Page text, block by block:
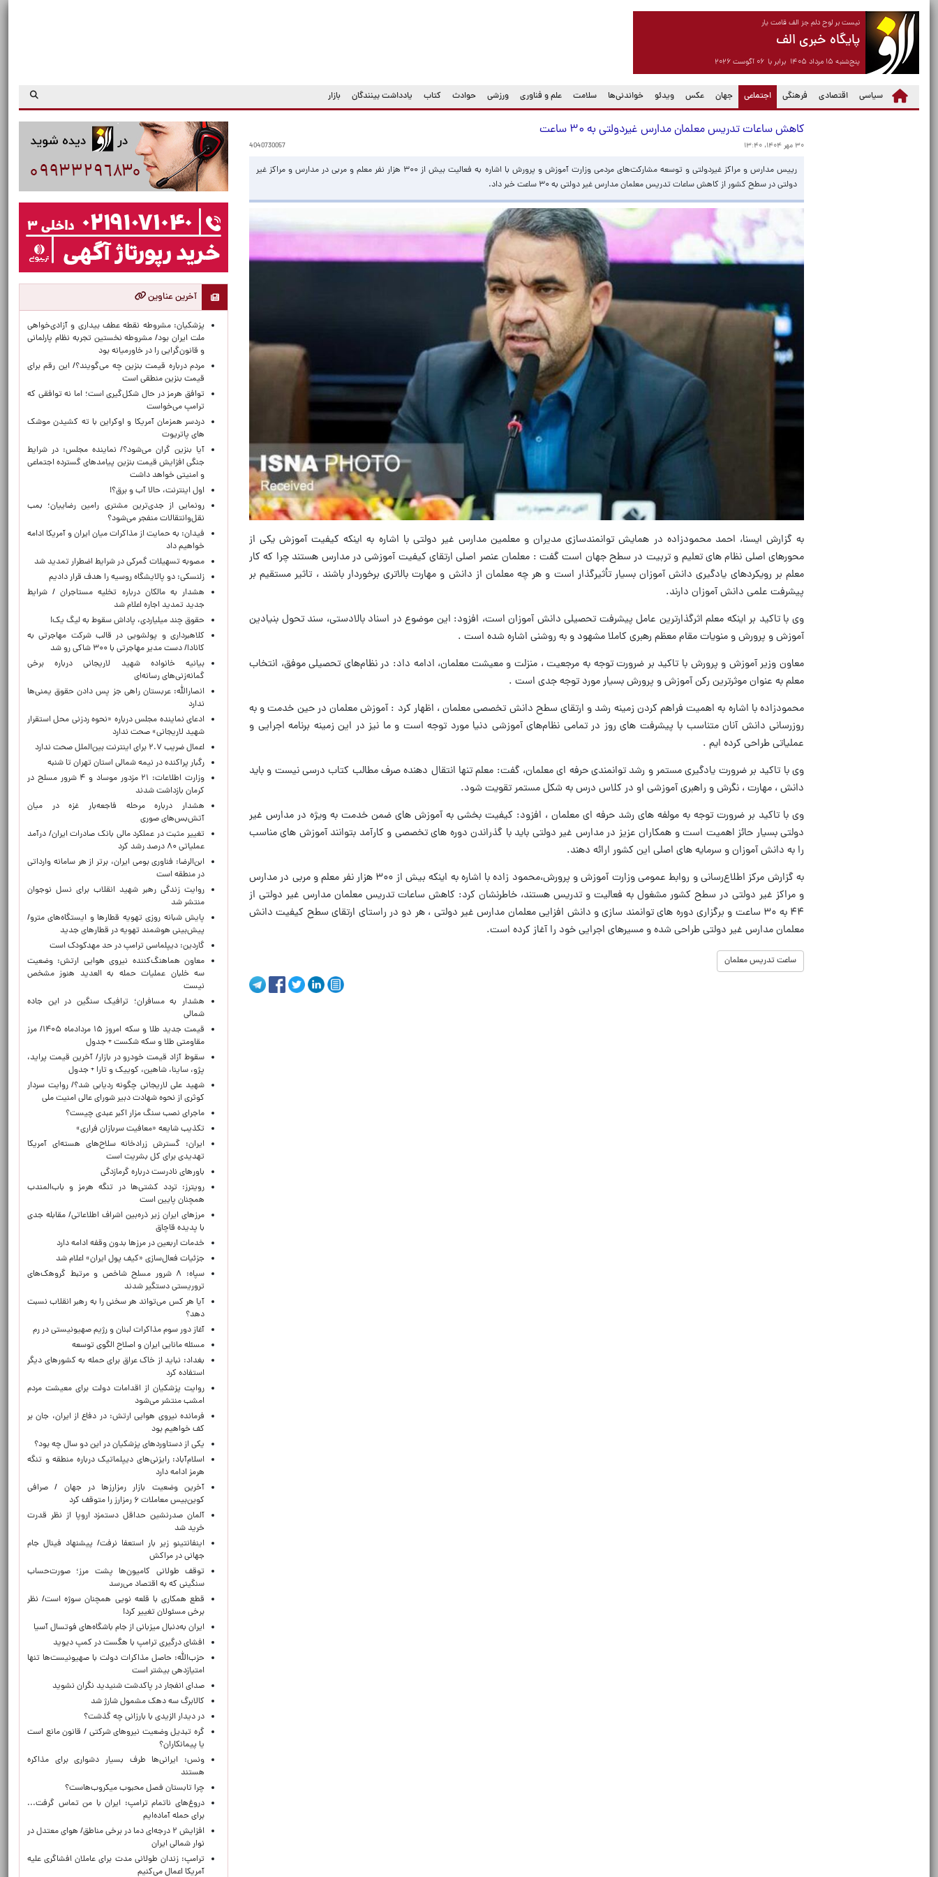
نیست بر لوح دلم جز الف قامت یار
پایگاه خبری الف
پنج‌شنبه ۱۵ مرداد ۱۴۰۵ برابر با ۰۶ آگوست ۲۰۲۶
سیاسی اقتصادی فرهنگی اجتماعی
(current) جهان عکس ویدئو خواندنی‌ها سلامت علم و فناوری ورزشی حوادث کتاب یادداشت بینندگان بازار
کاهش ساعات تدریس معلمان مدارس غیردولتی به ۳۰ ساعت
۳۰ مهر ۱۴۰۴، ۱۳:۴۰ 4040730057
رییس مدارس و مراکز غیردولتی و توسعه مشارکت‌های مردمی وزارت آموزش و پرورش با اشاره به فعالیت بیش از ۳۰۰ هزار نفر معلم و مربی در مدارس و مراکز غیر
دولتی در سطح کشور از کاهش ساعات تدریس معلمان مدارس غیر دولتی به ۳۰ ساعت خبر داد.
به گزارش ایسنا، احمد محمودزاده در همایش توانمندسازی مدیران و معلمین مدارس غیر دولتی با اشاره به اینکه کیفیت آموزش یکی از
محورهای اصلی نظام های تعلیم و تربیت در سطح جهان است گفت : معلمان عنصر اصلی ارتقای کیفیت آموزشی در مدارس هستند چرا که کار
معلم بر رویکردهای یادگیری دانش آموزان بسیار تأثیرگذار است و هر چه معلمان از دانش و مهارت بالاتری برخوردار باشند ، تاثیر مستقیم بر
پیشرفت علمی دانش آموزان دارند.
وی با تاکید بر اینکه معلم اثرگذارترین عامل پیشرفت تحصیلی دانش آموزان است، افزود: این موضوع در اسناد بالادستی، سند تحول بنیادین
آموزش و پرورش و منویات مقام معظم رهبری کاملا مشهود و به روشنی اشاره شده است .
معاون وزیر آموزش و پرورش با تاکید بر ضرورت توجه به مرجعیت ، منزلت و معیشت معلمان، ادامه داد: در نظام‌های تحصیلی موفق، انتخاب
معلم به عنوان موثرترین رکن آموزش و پرورش بسیار مورد توجه جدی است .
محمودزاده با اشاره به اهمیت فراهم کردن زمینه رشد و ارتقای سطح دانش تخصصی معلمان ، اظهار کرد : آموزش معلمان در حین خدمت و به
روزرسانی دانش آنان متناسب با پیشرفت های روز در تمامی نظام‌های آموزشی دنیا مورد توجه است ‌و ما نیز در این زمینه برنامه اجرایی و
عملیاتی طراحی کرده ایم .
وی با تاکید بر ضرورت یادگیری مستمر و رشد توانمندی حرفه ای معلمان، گفت: معلم تنها انتقال دهنده صرف مطالب کتاب درسی نیست و باید
دانش ، مهارت ، نگرش و راهبری آموزشی او در کلاس درس به شکل مستمر تقویت شود.
وی با تاکید بر ضرورت توجه به مولفه های رشد حرفه ای معلمان ، افزود: کیفیت بخشی به آموزش های ضمن خدمت به ویژه در مدارس غیر
دولتی بسیار حائز اهمیت است و همکاران عزیز در مدارس غیر دولتی باید با گذراندن دوره های تخصصی و کارآمد بتوانند آموزش های مناسب
را به دانش آموزان و سرمایه های اصلی این کشور ارائه دهند.
به گزارش مرکز اطلاع‌رسانی و روابط عمومی وزارت آموزش و پرورش،محمود زاده با اشاره به اینکه بیش از ۳۰۰ هزار نفر معلم و مربی در مدارس
و مراکز غیر دولتی در سطح کشور مشغول به فعالیت و تدریس هستند، خاطرنشان کرد: کاهش ساعات تدریس معلمان مدارس غیر دولتی از
۴۴ به ۳۰ ساعت و برگزاری دوره های توانمند سازی و دانش افزایی معلمان مدارس غیر دولتی ، هر دو در راستای ارتقای سطح کیفیت دانش
معلمان مدارس غیر دولتی طراحی شده و مسیرهای اجرایی خود را آغاز کرده است.
ساعت تدریس معلمان
آخرین عناوین
پزشکیان: مشروطه نقطه عطف بیداری و آزادی‌خواهی
ملت ایران بود/ مشروطه نخستین تجربه نظام پارلمانی
و قانون‌گرایی را در خاورمیانه بود
مردم درباره قیمت بنزین چه می‌گویند؟/ این رقم برای
قیمت بنزین منطقی است
توافق هرمز در حال شکل‌گیری است؛ اما نه توافقی که
ترامپ می‌خواست
دردسر همزمان آمریکا و اوکراین با ته کشیدن موشک
های پاتریوت
آیا بنزین گران می‌شود؟/ نماینده مجلس: در شرایط
جنگی افزایش قیمت بنزین پیامدهای گسترده اجتماعی
و امنیتی خواهد داشت
اول اینترنت، حالا آب و برق؟!
رونمایی از جدی‌ترین مشتری رامین رضاییان؛ بمب
نقل‌وانتقالات منفجر می‌شود؟
فیدان: به حمایت از مذاکرات میان ایران و آمریکا ادامه
خواهیم داد
مصوبه تسهیلات گمرکی در شرایط اضطرار تمدید شد
زلنسکی: دو پالایشگاه روسیه را هدف قرار دادیم
هشدار به مالکان درباره تخلیه مستاجران / شرایط
جدید تمدید اجاره اعلام شد
حقوق چند میلیاردی، پاداش سقوط به لیگ یک!
کلاهبرداری و پولشویی در قالب شرکت مهاجرتی به
کانادا/ دست مدیر مهاجرتی با ۳۰۰ شاکی رو شد
بیانیه خانواده شهید لاریجانی درباره برخی
گمانه‌زنی‌های رسانه‌ای
انصارالله: عربستان راهی جز پس دادن حقوق یمنی‌ها
ندارد
ادعای نماینده مجلس درباره «نحوه ردزنی محل استقرار
شهید لاریجانی» صحت ندارد
اعمال ضریب ۲.۷ برای اینترنت بین‌الملل صحت ندارد
رگبار پراکنده در نیمه شمالی استان تهران تا شنبه
وزارت اطلاعات: ۲۱ مزدور موساد و ۴ شرور مسلح در
کرمان بازداشت شدند
هشدار درباره مرحله فاجعه‌بار غزه در میان
آتش‌بس‌های صوری
تغییر مثبت در عملکرد مالی بانک صادرات ایران/ درآمد
عملیاتی ۸۰ درصد رشد کرد
ابن‌الرضا: فناوری بومی ایران، برتر از هر سامانه وارداتی
در منطقه است
روایت زندگی رهبر شهید انقلاب برای نسل نوجوان
منتشر شد
پایش شبانه روزی تهویه قطارها و ایستگاه‌های مترو/
پیش‌بینی هوشمند تهویه در قطارهای جدید
گاردین: دیپلماسی ترامپ در حد مهدکودک است
معاون هماهنگ‌کننده نیروی هوایی ارتش: وضعیت
سه خلبان عملیات حمله به العدید هنوز مشخص
نیست
هشدار به مسافران؛ ترافیک سنگین در این جاده
شمالی
قیمت جدید طلا و سکه امروز ۱۵ مردادماه ۱۴۰۵/ مرز
مقاومتی طلا و سکه شکست + جدول
سقوط آزاد قیمت خودرو در بازار/ آخرین قیمت پراید،
پژو، ساینا، شاهین، کوییک و تارا + جدول
شهید علی لاریجانی چگونه ردیابی شد؟/ روایت سردار
کوثری از نحوه شهادت دبیر شورای عالی امنیت ملی
ماجرای نصب سنگ مزار اکبر عبدی چیست؟
تکذیب شایعه «معافیت سربازان فراری»
ایران: گسترش زرادخانه سلاح‌های هسته‌ای آمریکا
تهدیدی برای کل بشریت است
باورهای نادرست درباره گرمازدگی
رویترز: تردد کشتی‌ها در تنگه هرمز و باب‌المندب
همچنان پایین است
مرزهای ایران زیر ذره‌بین اشراف اطلاعاتی/ مقابله جدی
با پدیده قاچاق
خدمات اربعین در مرزها بدون وقفه ادامه دارد
جزئیات فعال‌سازی «کیف پول ایران» اعلام شد
سپاه: ۸ شرور مسلح شاخص و مرتبط گروهک‌های
تروریستی دستگیر شدند
آیا هر کس می‌تواند هر سخنی را به رهبر انقلاب نسبت
دهد؟
آغاز دور سوم مذاکرات لبنان و رژیم صهیونیستی در رم
مسئله مانایی ایران و اصلاح الگوی توسعه
بغداد: نباید از خاک عراق برای حمله به کشورهای دیگر
استفاده کرد
روایت پزشکیان از اقدامات دولت برای معیشت مردم
امشب منتشر می‌شود
فرمانده نیروی هوایی ارتش: در دفاع از ایران، جان بر
کف خواهیم بود
یکی از دستاوردهای پزشکیان در این دو سال چه بود؟
اسلام‌آباد: رایزنی‌های دیپلماتیک درباره منطقه و تنگه
هرمز ادامه دارد
آخرین وضعیت بازار رمزارزها در جهان / صرافی
کوین‌بیس معاملات ۶ رمزارز را متوقف کرد
آلمان صدرنشین حداقل دستمزد اروپا از نظر قدرت
خرید شد
اینفانتینو زیر بار استعفا نرفت/ پیشنهاد فینال جام
جهانی در مراکش
توقف طولانی کامیون‌ها پشت مرز؛ صورت‌حساب
سنگینی که به اقتصاد می‌رسد
قطع همکاری با قلعه نویی همچنان سوژه است/ نظر
برخی مسئولان تغییر کرد!
ایران به‌دنبال میزبانی از جام باشگاه‌های فوتسال آسیا
افشای درگیری ترامپ با هگست در کمپ دیوید
حزب‌الله: حاصل مذاکرات دولت با صهیونیست‌ها تنها
امتیازدهی‌ بیشتر است
صدای انفجار در پاکدشت شنیدید نگران نشوید
کالابرگ سه دهک مشمول شارژ شد
در دیدار الزیدی با بارزانی چه گذشت؟
گره تبدیل وضعیت نیروهای شرکتی / قانون مانع است
یا پیمانکاران؟
ونس: ایرانی‌ها طرف بسیار دشواری برای مذاکره
هستند
چرا تابستان فصل محبوب میکروب‌هاست؟
دروغ‌های ناتمام ترامپ: ایران با من تماس گرفت...
برای حمله آماده‌ایم
افزایش ۲ درجه‌ای دما در برخی مناطق/ هوای معتدل در
نوار شمالی ایران
ترامپ: زندان طولانی مدت برای عاملان افشاگری‌ علیه
آمریکا اعمال می‌کنیم